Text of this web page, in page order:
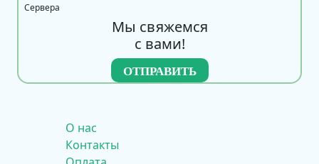
Сервера
Мы свяжемся
с вами!
О нас
Контакты